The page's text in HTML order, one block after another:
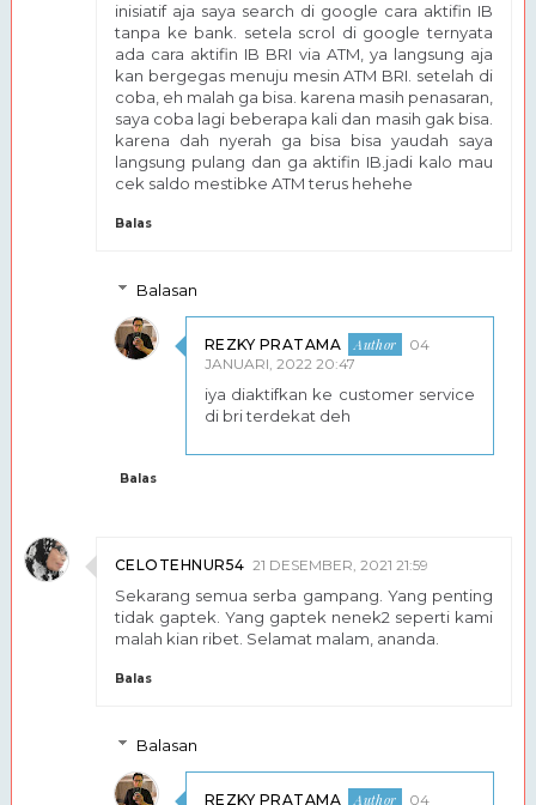
inisiatif aja saya search di google cara aktifin IB
tanpa ke bank. setela scrol di google ternyata
ada cara aktifin IB BRI via ATM, ya langsung aja
kan bergegas menuju mesin ATM BRI. setelah di
coba, eh malah ga bisa. karena masih penasaran,
saya coba lagi beberapa kali dan masih gak bisa.
karena dah nyerah ga bisa bisa yaudah saya
langsung pulang dan ga aktifin IB.jadi kalo mau
cek saldo mestibke ATM terus hehehe
Balas
Balasan
REZKY PRATAMA
04
JANUARI, 2022 20:47
iya diaktifkan ke customer service
di bri terdekat deh
Balas
CELOTEHNUR54 21 DESEMBER, 2021 21:59
Sekarang semua serba gampang. Yang penting
tidak gaptek. Yang gaptek nenek2 seperti kami
malah kian ribet. Selamat malam, ananda.
Balas
Balasan
REZKY PRATAMA 04